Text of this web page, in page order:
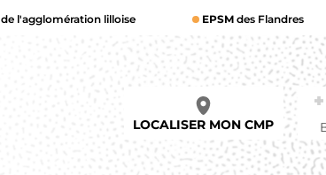
de l'agglomération lilloise EPSM des Flandres
LOCALISER MON CMP